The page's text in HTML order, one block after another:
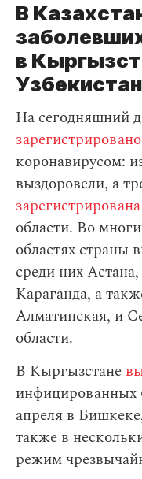
В
в
На сегодняшний
зарегистрировано
коронавирусом:
выздоровели, а
зарегистрирована
области. Во
областях страны
среди нихАстана
Караганда, а
Алматинская, и
области.
В Кыргызстане
инфицированных
апреля в
также в
режим